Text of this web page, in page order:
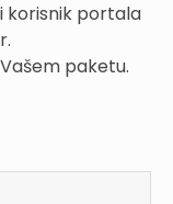
korisnik portala
paketu.